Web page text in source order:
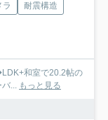
ラ
耐震構造
和室で20.2帖の
...
もっと見る